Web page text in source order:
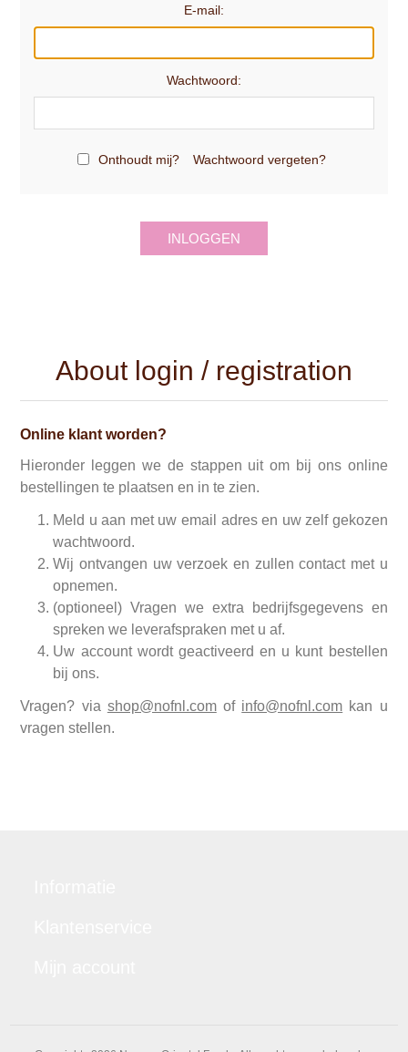
E-mail:
Wachtwoord:
Onthoudt mij? Wachtwoord vergeten?
INLOGGEN
About login / registration
Online klant worden?
Hieronder leggen we de stappen uit om bij ons online
bestellingen te plaatsen en in te zien.
Meld u aan met uw email adres en uw zelf gekozen
wachtwoord.
Wij ontvangen uw verzoek en zullen contact met u
opnemen.
(optioneel) Vragen we extra bedrijfsgegevens en
spreken we leverafspraken met u af.
Uw account wordt geactiveerd en u kunt bestellen
bij ons.
Vragen? via shop@nofnl.comof info@nofnl.com kan u
vragen stellen.